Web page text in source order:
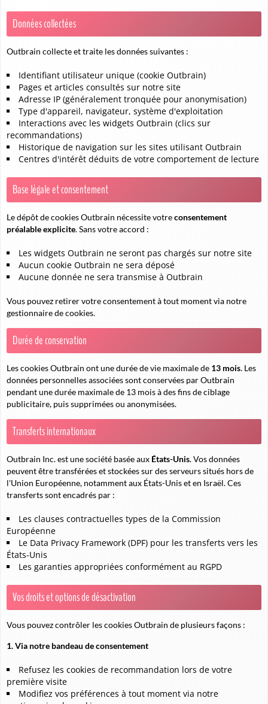
Données collectées
Outbrain collecte et traite les données suivantes :
Identifiant utilisateur unique (cookie Outbrain)
Pages et articles consultés sur notre site
Adresse IP (généralement tronquée pour anonymisation)
Type d'appareil, navigateur, système d'exploitation
Interactions avec les widgets Outbrain (clics sur
recommandations)
Historique de navigation sur les sites utilisant Outbrain
Centres d'intérêt déduits de votre comportement de lecture
Base légale et consentement
Le dépôt de cookies Outbrain nécessite votreconsentement
préalable explicite. Sans votre accord :
Les widgets Outbrain ne seront pas chargés sur notre site
Aucun cookie Outbrain ne sera déposé
Aucune donnée ne sera transmise à Outbrain
Vous pouvez retirer votre consentement à tout moment via notre
gestionnaire de cookies.
Durée de conservation
Les cookies Outbrain ont une durée de vie maximale de 13 mois. Les
données personnelles associées sont conservées par Outbrain
pendant une durée maximale de 13 mois à des fins de ciblage
publicitaire, puis supprimées ou anonymisées.
Transferts internationaux
Outbrain Inc. est une société basée aux États-Unis. Vos données
peuvent être transférées et stockées sur des serveurs situés hors de
l'Union Européenne, notamment aux États-Unis et en Israël. Ces
transferts sont encadrés par :
Les clauses contractuelles types de la Commission
Européenne
Le Data Privacy Framework (DPF) pour les transferts vers les
États-Unis
Les garanties appropriées conformément au RGPD
Vos droits et options de désactivation
Vous pouvez contrôler les cookies Outbrain de plusieurs façons :
1. Via notre bandeau de consentement
Refusez les cookies de recommandation lors de votre
première visite
Modifiez vos préférences à tout moment via notre